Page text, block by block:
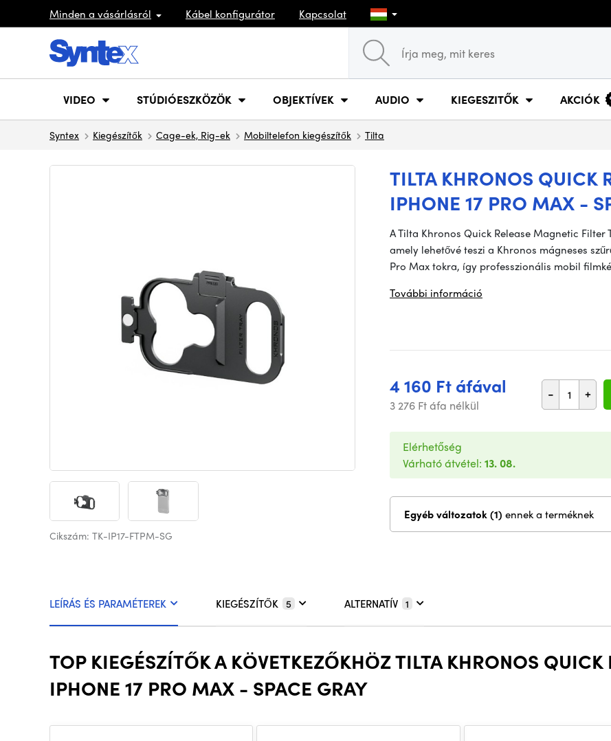
Minden a vásárlásról Kábel konfigurátor Kapcsolat
VIDEO STÚDIÓESZKÖZÖK OBJEKTÍVEK AUDIO KIEGESZITŐK AKCIÓK
Syntex Kiegészítők Cage-ek, Rig-ek Mobiltelefon kiegészítők Tilta
TILTA KHRONOS QUICK
IPHONE 17 PRO MAX -
Cikszám: TK-IP17-FTPM-SG
A Tilta Khronos Quick Release Magnetic
amely lehetővé teszi a Khronos mágneses
Pro Max tokra, így professzionális mobil
További információ
4 160 Ft áfával
3 276 Ft áfa nélkül
- +
Elérhetőség
Várható átvétel: 13. 08.
Egyéb változatok (1) ennek a terméknek
LEÍRÁS ÉS PARAMÉTEREK KIEGÉSZÍTŐK 5 ALTERNATÍV 1
TOP KIEGÉSZÍTŐK A KÖVETKEZŐKHÖZ TILTA KHRONOS QUICK
IPHONE 17 PRO MAX - SPACE GRAY